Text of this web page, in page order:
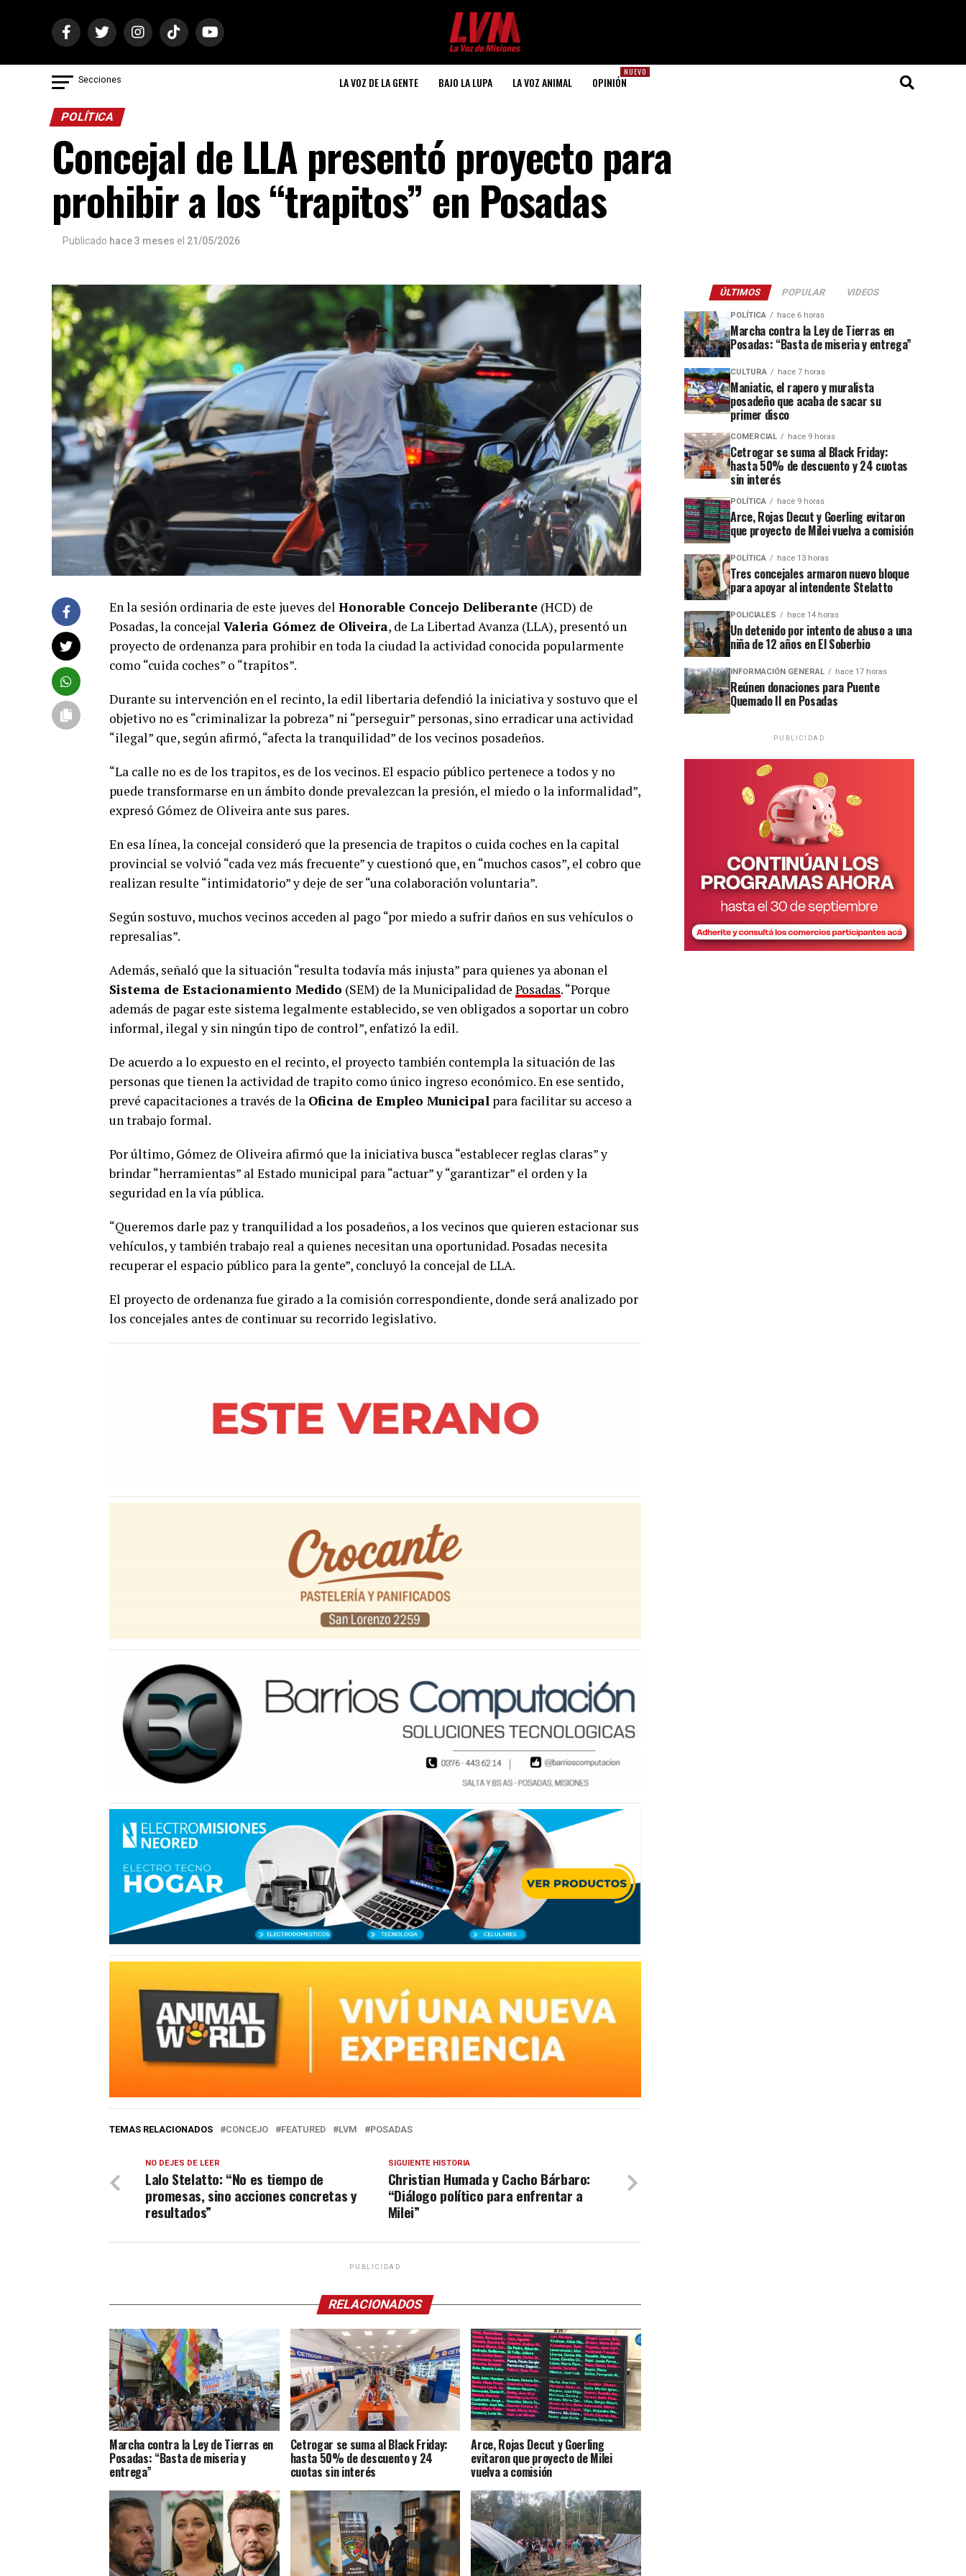
Secciones LA VOZ DE LA GENTE BAJO LA LUPA LA VOZ ANIMAL
NUEVO
OPINIÓN
POLÍTICA
Concejal de LLA presentó proyecto para
prohibir a los “trapitos” en Posadas
Publicado hace 3 meses el 21/05/2026
En la sesión ordinaria de este jueves del Honorable Concejo Deliberante (HCD) de
Posadas, la concejal Valeria Gómez de Oliveira, de La Libertad Avanza (LLA), presentó un
proyecto de ordenanza para prohibir en toda la ciudad la actividad conocida popularmente
como “cuida coches” o “trapitos”.
Durante su intervención en el recinto, la edil libertaria defendió la iniciativa y sostuvo que el
objetivo no es “criminalizar la pobreza” ni “perseguir” personas, sino erradicar una actividad
“ilegal” que, según afirmó, “afecta la tranquilidad” de los vecinos posadeños.
“La calle no es de los trapitos, es de los vecinos. El espacio público pertenece a todos y no
puede transformarse en un ámbito donde prevalezcan la presión, el miedo o la informalidad”,
expresó Gómez de Oliveira ante sus pares.
En esa línea, la concejal consideró que la presencia de trapitos o cuida coches en la capital
provincial se volvió “cada vez más frecuente” y cuestionó que, en “muchos casos”, el cobro que
realizan resulte “intimidatorio” y deje de ser “una colaboración voluntaria”.
Según sostuvo, muchos vecinos acceden al pago “por miedo a sufrir daños en sus vehículos o
represalias”.
Además, señaló que la situación “resulta todavía más injusta” para quienes ya abonan el
Sistema de Estacionamiento Medido (SEM) de la Municipalidad de Posadas. “Porque
además de pagar este sistema legalmente establecido, se ven obligados a soportar un cobro
informal, ilegal y sin ningún tipo de control”, enfatizó la edil.
De acuerdo a lo expuesto en el recinto, el proyecto también contempla la situación de las
personas que tienen la actividad de trapito como único ingreso económico. En ese sentido,
prevé capacitaciones a través de la Oficina de Empleo Municipal para facilitar su acceso a
un trabajo formal.
Por último, Gómez de Oliveira afirmó que la iniciativa busca “establecer reglas claras” y
brindar “herramientas” al Estado municipal para “actuar” y “garantizar” el orden y la
seguridad en la vía pública.
“Queremos darle paz y tranquilidad a los posadeños, a los vecinos que quieren estacionar sus
vehículos, y también trabajo real a quienes necesitan una oportunidad. Posadas necesita
recuperar el espacio público para la gente”, concluyó la concejal de LLA.
El proyecto de ordenanza fue girado a la comisión correspondiente, donde será analizado por
los concejales antes de continuar su recorrido legislativo.
TEMAS RELACIONADOS CONCEJO FEATURED LVM POSADAS
SIGUIENTE HISTORIA
Christian Humada y Cacho Bárbaro:
“Diálogo político para enfrentar a
Milei”
NO DEJES DE LEER
Lalo Stelatto: “No es tiempo de
promesas, sino acciones concretas y
resultados”
PUBLICIDAD
RELACIONADOS
Marcha contra la Ley de Tierras en
Posadas: “Basta de miseria y
entrega”
Cetrogar se suma al Black Friday:
hasta 50% de descuento y 24
cuotas sin interés
Arce, Rojas Decut y Goerling
evitaron que proyecto de Milei
vuelva a comisión
ÚLTIMOS POPULAR VIDEOS
POLÍTICA hace 6 horas
Marcha contra la Ley de Tierras en
Posadas: “Basta de miseria y entrega”
CULTURA hace 7 horas
Maniatic, el rapero y muralista
posadeño que acaba de sacar su
primer disco
COMERCIAL hace 9 horas
Cetrogar se suma al Black Friday:
hasta 50% de descuento y 24 cuotas
sin interés
POLÍTICA hace 9 horas
Arce, Rojas Decut y Goerling evitaron
que proyecto de Milei vuelva a comisión
POLÍTICA hace 13 horas
Tres concejales armaron nuevo bloque
para apoyar al intendente Stelatto
POLICIALES hace 14 horas
Un detenido por intento de abuso a una
niña de 12 años en El Soberbio
INFORMACIÓN GENERAL hace 17 horas
Reúnen donaciones para Puente
Quemado II en Posadas
PUBLICIDAD